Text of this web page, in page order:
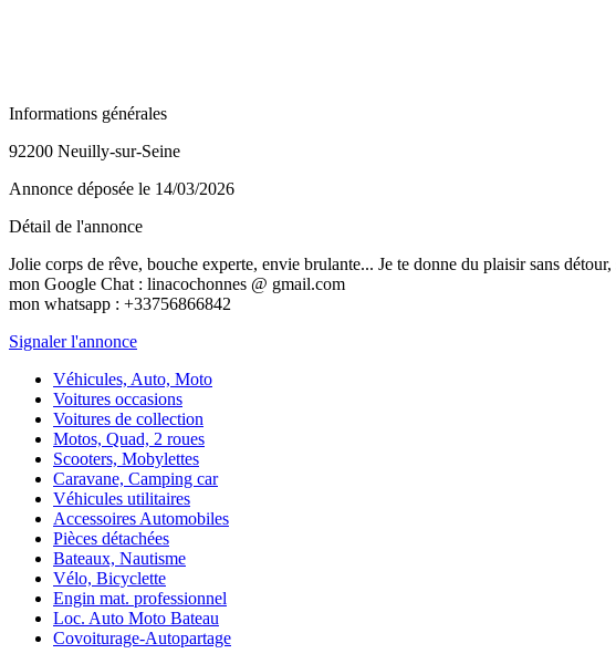
Informations générales
92200 Neuilly-sur-Seine
Annonce déposée le 14/03/2026
Détail de l'annonce
Jolie corps de rêve, bouche experte, envie brulante... Je te donne du plaisir sans
mon Google Chat : linacochonnes @ gmail.com
mon whatsapp : +33756866842
Signaler l'annonce
Véhicules, Auto, Moto
Voitures occasions
Voitures de collection
Motos, Quad, 2 roues
Scooters, Mobylettes
Caravane, Camping car
Véhicules utilitaires
Accessoires Automobiles
Pièces détachées
Bateaux, Nautisme
Vélo, Bicyclette
Engin mat. professionnel
Loc. Auto Moto Bateau
Covoiturage-Autopartage